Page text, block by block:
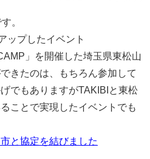
。
ップしたイベント
」を開催した埼玉県東松山
きたのは、もちろん参加して
でもありますがTAKIBIと東松
ことで実現したイベントでも
と協定を結びました